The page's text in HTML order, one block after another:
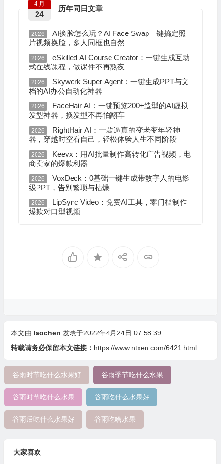
历年同日文章
4 月
24
2026
AI换脸怎么玩？AI Face Swap一键搞定照
片视频换脸，多人同框也自然
2026
eSkilled AI Course Creator：一键生成互动
式在线课程，做课件不再熬夜
2026
Skywork Super Agent：一键生成PPT与文
档的AI办公自动化神器
2026
FaceHair AI：一键预览200+造型的AI虚拟
发型神器，换发型不再怕翻车
2026
RightHair AI：一款逼真的变老变年轻神
器，穿越时空看自己，轻松体验人生不同阶段
2026
Keevx：用AI批量制作高转化广告视频，电
商卖家的爆款利器
2026
VoxDeck：0基础一键生成带数字人的电影
级PPT，告别繁琐与枯燥
2026
LipSync Video：免费AI工具，零门槛制作
爆款对口型视频
本文由 laochen 发表于2022年4月24日 07:58:39
转载请务必保留本文链接： https://www.ntxen.com/6421.html
谷雨时节吃什么水果好 谷雨季节吃什么水果
谷雨时节吃什么水果 谷雨吃什么水果好
谷雨后吃什么水果好 谷雨吃啥水果
大家喜欢